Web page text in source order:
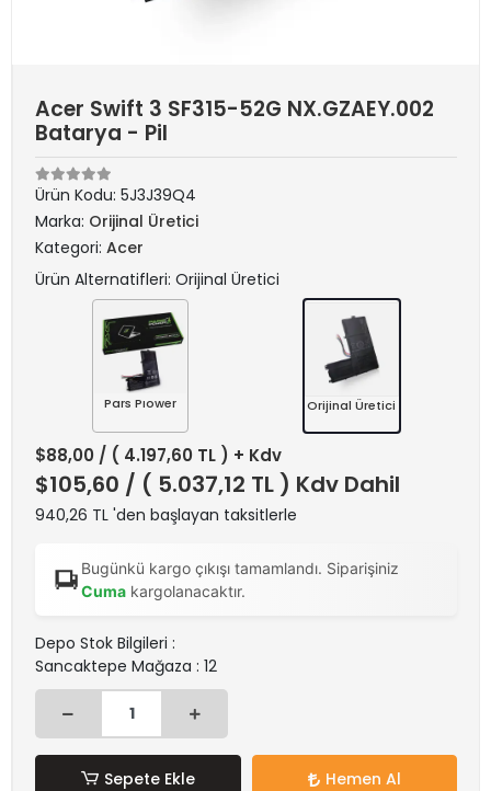
Acer Swift 3 SF315-52G NX.GZAEY.002
Batarya - Pil
Ürün Kodu: 5J3J39Q4
Marka: Orijinal Üretici
Kategori: Acer
Ürün Alternatifleri: Orijinal Üretici
Pars Pıower Orijinal Üretici
$88,00 / ( 4.197,60 TL ) + Kdv
$105,60 / ( 5.037,12 TL ) Kdv Dahil
940,26 TL 'den başlayan taksitlerle
Bugünkü kargo çıkışı tamamlandı. Siparişiniz
Cumakargolanacaktır.
Depo Stok Bilgileri :
Sancaktepe Mağaza : 12
Sepete Ekle Hemen Al